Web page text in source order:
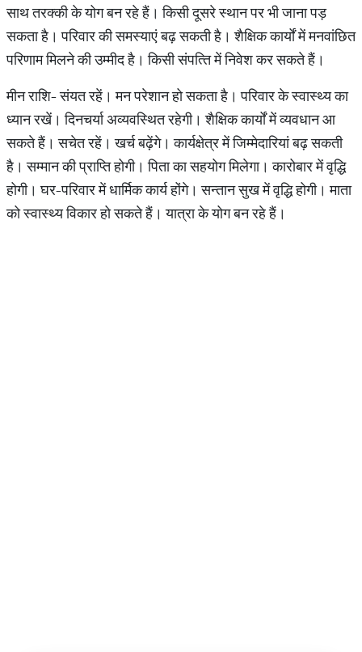
साथ तरक्की के योग बन रहे हैं। किसी दूसरे स्थान पर भी जाना पड़
सकता है। परिवार की समस्याएं बढ़ सकती है। शैक्षिक कार्यों में मनवांछित
परिणाम मिलने की उम्मीद है। कि‍सी संपत्‍त‍ि में न‍िवेश कर सकते हैं।
मीन राशि- संयत रहें। मन परेशान हो सकता है। परिवार के स्वास्थ्य का
ध्यान रखें। दिनचर्या अव्यवस्थित रहेगी। शैक्षिक कार्यों में व्यवधान आ
सकते हैं। सचेत रहें। खर्च बढ़ेंगे। कार्यक्षेत्र में जिम्मेदारि‍यां बढ़ सकती
है। सम्मान की प्राप्ति‍ होगी। पिता का सहयोग मिलेगा। कारोबार में वृद्धि
होगी। घर-परिवार में धार्मिक कार्य होंगे। सन्तान सुख में वृद्धि होगी। माता
को स्वास्थ्‍य विकार हो सकते हैं। यात्रा के योग बन रहे हैं।